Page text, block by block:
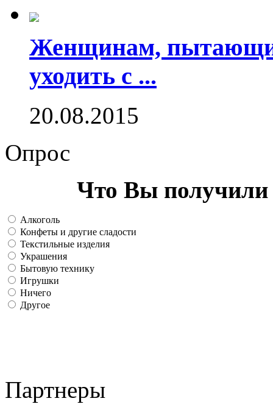
Женщинам,
уходить с ...
20.08.2015
Опрос
Что Вы получили
Алкоголь
Конфеты и другие сладости
Текстильные изделия
Украшения
Бытовую технику
Игрушки
Ничего
Другое
Партнеры